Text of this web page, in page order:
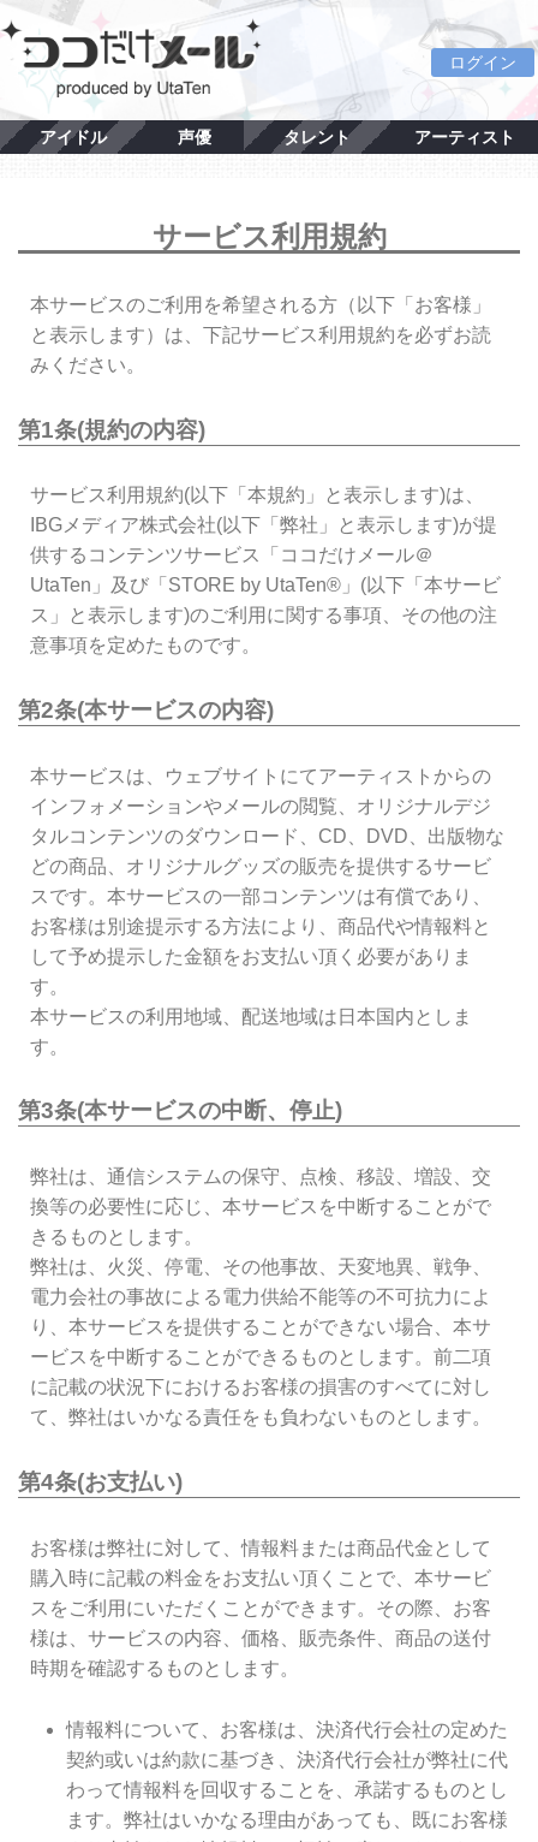
ログイン
アイドル 声優 タレント アーティスト
サービス利用規約
本サービスのご利用を希望される方（以下「お客様」
と表示します）は、下記サービス利用規約を必ずお読
みください。
第1条(規約の内容)
サービス利用規約(以下「本規約」と表示します)は、
IBGメディア株式会社(以下「弊社」と表示します)が提
供するコンテンツサービス「ココだけメール＠
UtaTen」及び「STORE by UtaTen®」(以下「本サービ
ス」と表示します)のご利用に関する事項、その他の注
意事項を定めたものです。
第2条(本サービスの内容)
本サービスは、ウェブサイトにてアーティストからの
インフォメーションやメールの閲覧、オリジナルデジ
タルコンテンツのダウンロード、CD、DVD、出版物な
どの商品、オリジナルグッズの販売を提供するサービ
スです。本サービスの一部コンテンツは有償であり、
お客様は別途提示する方法により、商品代や情報料と
して予め提示した金額をお支払い頂く必要がありま
す。
本サービスの利用地域、配送地域は日本国内としま
す。
第3条(本サービスの中断、停止)
弊社は、通信システムの保守、点検、移設、増設、交
換等の必要性に応じ、本サービスを中断することがで
きるものとします。
弊社は、火災、停電、その他事故、天変地異、戦争、
電力会社の事故による電力供給不能等の不可抗力によ
り、本サービスを提供することができない場合、本サ
ービスを中断することができるものとします。前二項
に記載の状況下におけるお客様の損害のすべてに対し
て、弊社はいかなる責任をも負わないものとします。
第4条(お支払い)
お客様は弊社に対して、情報料または商品代金として
購入時に記載の料金をお支払い頂くことで、本サービ
スをご利用にいただくことができます。その際、お客
様は、サービスの内容、価格、販売条件、商品の送付
時期を確認するものとします。
情報料について、お客様は、決済代行会社の定めた
契約或いは約款に基づき、決済代行会社が弊社に代
わって情報料を回収することを、承諾するものとし
ます。弊社はいかなる理由があっても、既にお客様